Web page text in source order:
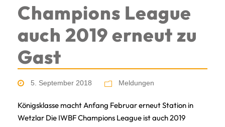
Champions League
auch 2019 erneut zu
Gast
5. September 2018 Meldungen
Königsklasse macht Anfang Februar erneut Station in
Wetzlar Die IWBF Champions League ist auch 2019